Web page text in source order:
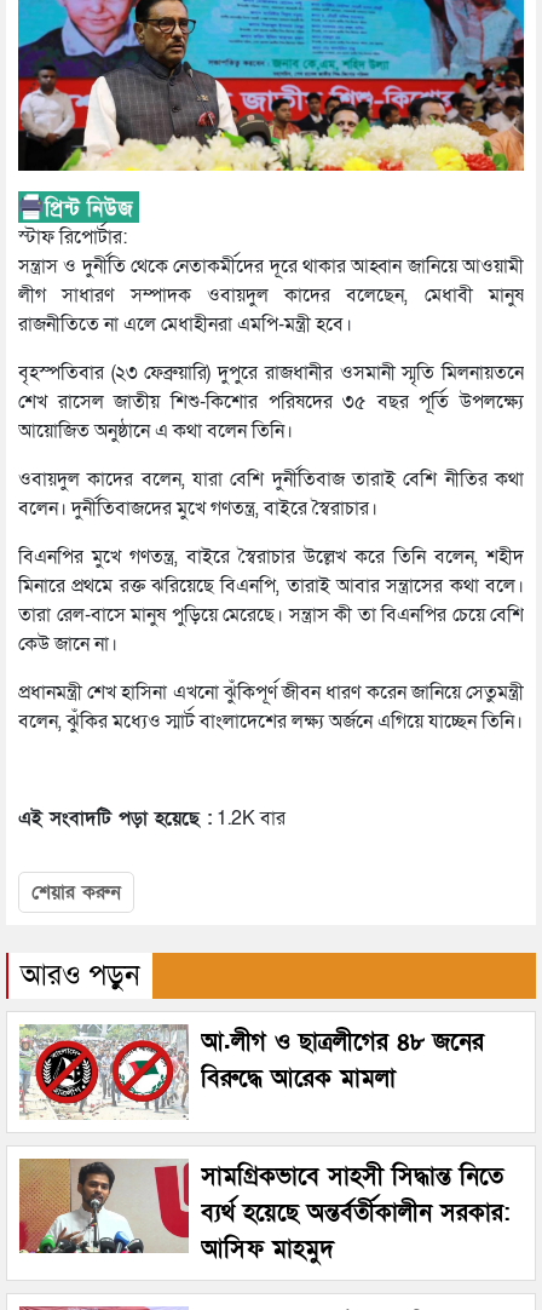
স্টাফ রিপোর্টার:
সন্ত্রাস ও দুর্নীতি থেকে নেতাকর্মীদের দূরে থাকার আহ্বান জানিয়ে আওয়ামী
লীগ সাধারণ সম্পাদক ওবায়দুল কাদের বলেছেন, মেধাবী মানুষ
রাজনীতিতে না এলে মেধাহীনরা এমপি-মন্ত্রী হবে।
বৃহস্পতিবার (২৩ ফেব্রুয়ারি) দুপুরে রাজধানীর ওসমানী স্মৃতি মিলনায়তনে
শেখ রাসেল জাতীয় শিশু-কিশোর পরিষদের ৩৫ বছর পূর্তি উপলক্ষ্যে
আয়োজিত অনুষ্ঠানে এ কথা বলেন তিনি।
ওবায়দুল কাদের বলেন, যারা বেশি দুর্নীতিবাজ তারাই বেশি নীতির কথা
বলেন। দুর্নীতিবাজদের মুখে গণতন্ত্র, বাইরে স্বৈরাচার।
বিএনপির মুখে গণতন্ত্র, বাইরে স্বৈরাচার উল্লেখ করে তিনি বলেন, শহীদ
মিনারে প্রথমে রক্ত ঝরিয়েছে বিএনপি, তারাই আবার সন্ত্রাসের কথা বলে।
তারা রেল-বাসে মানুষ পুড়িয়ে মেরেছে। সন্ত্রাস কী তা বিএনপির চেয়ে বেশি
কেউ জানে না।
প্রধানমন্ত্রী শেখ হাসিনা এখনো ঝুঁকিপূর্ণ জীবন ধারণ করেন জানিয়ে সেতুমন্ত্রী
বলেন, ঝুঁকির মধ্যেও স্মার্ট বাংলাদেশের লক্ষ্য অর্জনে এগিয়ে যাচ্ছেন তিনি।
এই সংবাদটি পড়া হয়েছে : 1.2K বার
শেয়ার করুন
আরও পড়ুন
আ.লীগ ও ছাত্রলীগের ৪৮ জনের
বিরুদ্ধে আরেক মামলা
সামগ্রিকভাবে সাহসী সিদ্ধান্ত নিতে
ব্যর্থ হয়েছে অন্তর্বর্তীকালীন সরকার:
আসিফ মাহমুদ